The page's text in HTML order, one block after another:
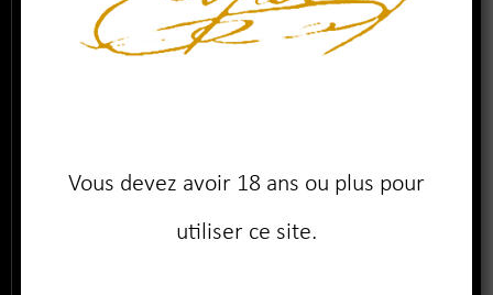
Vous devez avoir 18 ans ou plus pour
utiliser ce site.